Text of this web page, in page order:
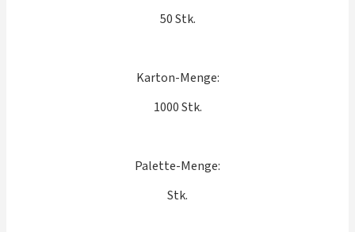
50 Stk.
Karton-Menge:
1000 Stk.
Palette-Menge:
Stk.